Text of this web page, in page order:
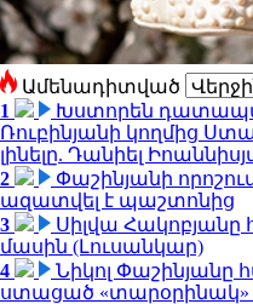
Ամենադիտված
1
Խստորեն
Ռուբինյանի կողմից
լինելը. Դանիել
2
Փաշինյանի
ազատվել է պաշտոնից
3
Սիլվա Հակոբյանը
մասին (Լուսանկար)
4
Նիկոլ Փաշինյանը
ստացած «տարօրինակ»